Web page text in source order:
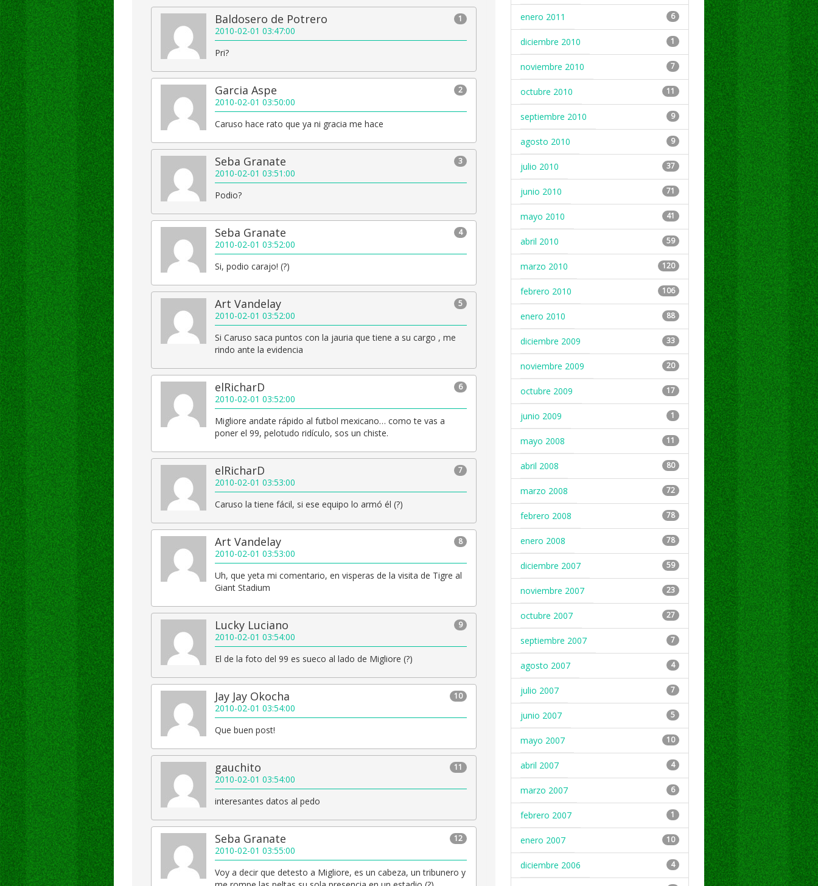
1
Baldosero de Potrero
2010-02-01 03:47:00
Pri?
2
Garcia Aspe
2010-02-01 03:50:00
Caruso hace rato que ya ni gracia me hace
3
Seba Granate
2010-02-01 03:51:00
Podio?
4
Seba Granate
2010-02-01 03:52:00
Si, podio carajo! (?)
5
Art Vandelay
2010-02-01 03:52:00
Si Caruso saca puntos con la jauria que tiene a su cargo , me
rindo ante la evidencia
6
elRicharD
2010-02-01 03:52:00
Migliore andate rápido al futbol mexicano… como te vas a
poner el 99, pelotudo ridículo, sos un chiste.
7
elRicharD
2010-02-01 03:53:00
Caruso la tiene fácil, si ese equipo lo armó él (?)
8
Art Vandelay
2010-02-01 03:53:00
Uh, que yeta mi comentario, en visperas de la visita de Tigre al
Giant Stadium
9
Lucky Luciano
2010-02-01 03:54:00
El de la foto del 99 es sueco al lado de Migliore (?)
10
Jay Jay Okocha
2010-02-01 03:54:00
Que buen post!
11
gauchito
2010-02-01 03:54:00
interesantes datos al pedo
12
Seba Granate
2010-02-01 03:55:00
Voy a decir que detesto a Migliore, es un cabeza, un tribunero y
enero 2011 6
diciembre 2010 1
noviembre 2010 7
octubre 2010 11
septiembre 2010 9
agosto 2010 9
julio 2010 37
junio 2010 71
mayo 2010 41
abril 2010 59
marzo 2010 120
febrero 2010 106
enero 2010 88
diciembre 2009 33
noviembre 2009 20
octubre 2009 17
junio 2009 1
mayo 2008 11
abril 2008 80
marzo 2008 72
febrero 2008 78
enero 2008 78
diciembre 2007 59
noviembre 2007 23
octubre 2007 27
septiembre 2007 7
agosto 2007 4
julio 2007 7
junio 2007 5
mayo 2007 10
abril 2007 4
marzo 2007 6
febrero 2007 1
enero 2007 10
diciembre 2006 4